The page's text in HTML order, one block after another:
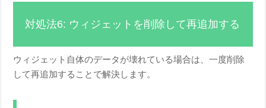
対処法6: ウィジェットを削除して再追加する
ウィジェット自体のデータが壊れている場合は、一度削除
して再追加することで解決します。